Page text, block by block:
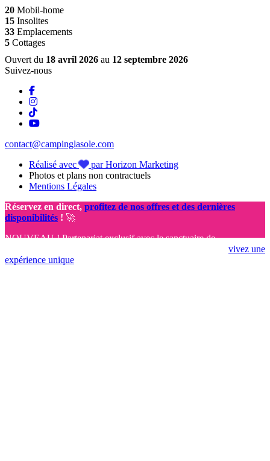
20 Mobil-home
15 Insolites
33 Emplacements
5 Cottages
Ouvert du 18 avril 2026 au 12 septembre 2026
Suivez-nous
contact@campinglasole.com
Réalisé avec
par Horizon Marketing
Photos et plans non contractuels
Mentions Légales
Réservez en direct, profitez de nos offres et des dernières
disponibilités ! 🚀
NOUVEAU ! Partenariat exclusif avec le sanctuaire de
vivez une
expérience unique